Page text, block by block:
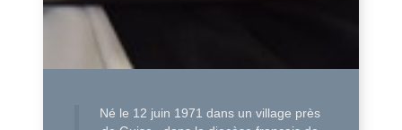
Né le 12 juin 1971 dans un village près